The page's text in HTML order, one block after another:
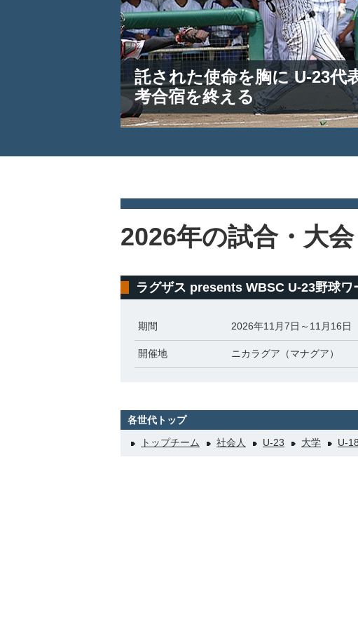
託された使命を胸に U-23代
考合宿を終える
2026年の試合・大会
ラグザス presents WBSC U-23野球ワ
期間 2026年11月7日～11月16日
開催地 ニカラグア（マナグア）
各世代トップ
トップチーム
社会人 U-23 大学 U-18